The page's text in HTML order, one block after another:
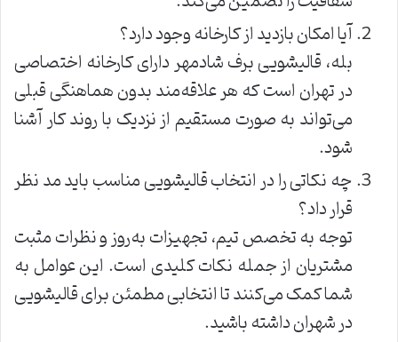
آیا امکان بازدید از کارخانه وجود دارد؟
بله، قالیشویی برف شادمهر دارای کارخانه اختصاصی
در تهران است که هر علاقه‌مند بدون هماهنگی قبلی
می‌تواند به صورت مستقیم از نزدیک با روند کار آشنا
شود.
چه نکاتی را در انتخاب قالیشویی مناسب باید مد نظر
قرار داد؟
توجه به تخصص تیم، تجهیزات به‌روز و نظرات مثبت
مشتریان از جمله نکات کلیدی است. این عوامل به
شما کمک می‌کنند تا انتخابی مطمئن برای قالیشویی
در شهران داشته باشید.